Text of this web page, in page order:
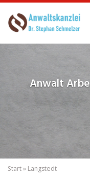
to
Anwalt
Start» Langstedt